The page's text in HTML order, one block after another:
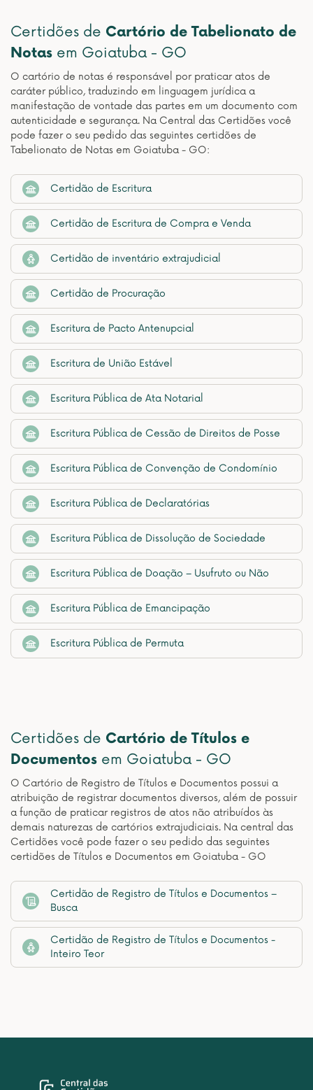
Certidões de Cartório de Tabelionato de
Notas em Goiatuba - GO
O cartório de notas é responsável por praticar atos de
caráter público, traduzindo em linguagem jurídica a
manifestação de vontade das partes em um documento com
autenticidade e segurança. Na Central das Certidões você
pode fazer o seu pedido das seguintes certidões de
Tabelionato de Notas em Goiatuba - GO:
Certidão de Escritura
Certidão de Escritura de Compra e Venda
Certidão de inventário extrajudicial
Certidão de Procuração
Escritura de Pacto Antenupcial
Escritura de União Estável
Escritura Pública de Ata Notarial
Escritura Pública de Cessão de Direitos de Posse
Escritura Pública de Convenção de Condomínio
Escritura Pública de Declaratórias
Escritura Pública de Dissolução de Sociedade
Escritura Pública de Doação – Usufruto ou Não
Escritura Pública de Emancipação
Escritura Pública de Permuta
Certidões de Cartório de Títulos e
Documentos em Goiatuba - GO
O Cartório de Registro de Títulos e Documentos possui a
atribuição de registrar documentos diversos, além de possuir
a função de praticar registros de atos não atribuídos às
demais naturezas de cartórios extrajudiciais. Na central das
Certidões você pode fazer o seu pedido das seguintes
certidões de Títulos e Documentos em Goiatuba - GO
Certidão de Registro de Títulos e Documentos –
Busca
Certidão de Registro de Títulos e Documentos -
Inteiro Teor